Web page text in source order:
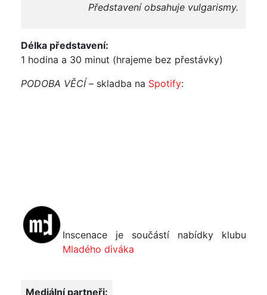
Představení obsahuje vulgarismy.
Délka představení:
1 hodina a 30 minut (hrajeme bez přestávky)
PODOBA VĚCÍ – skladba na Spotify:
Inscenace je součástí nabídky klubu
Mladého diváka
Mediální partneři: